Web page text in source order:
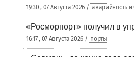
19:30 , 07 Августа 2026 / аварийность и
«Росморпорт» получил в
16:17 , 07 Августа 2026 / порты